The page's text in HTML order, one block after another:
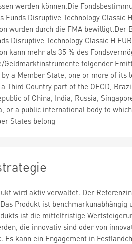
werden können.Die
Funds Disruptive Technology Classic
wurden durch die FMA bewilligt.Der
Disruptive Technology Classic H EUR
kann mehr als 35 % des
Geldmarktinstrumente folgender
by a Member State, one or more of its
Third Country part of the OECD,
of China, India, Russia,
or a public international body to
States belong
wird aktiv verwaltet. Der
Produkt ist
ist die mittelfristige
die innovativ sind oder von
Es kann ein Engagement in